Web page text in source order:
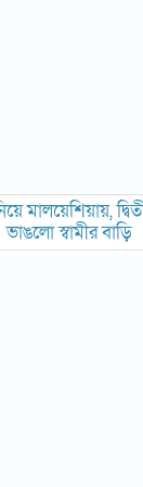
মালয়েশিয়ায়,
ভাঙলো স্বামীর বাড়ি